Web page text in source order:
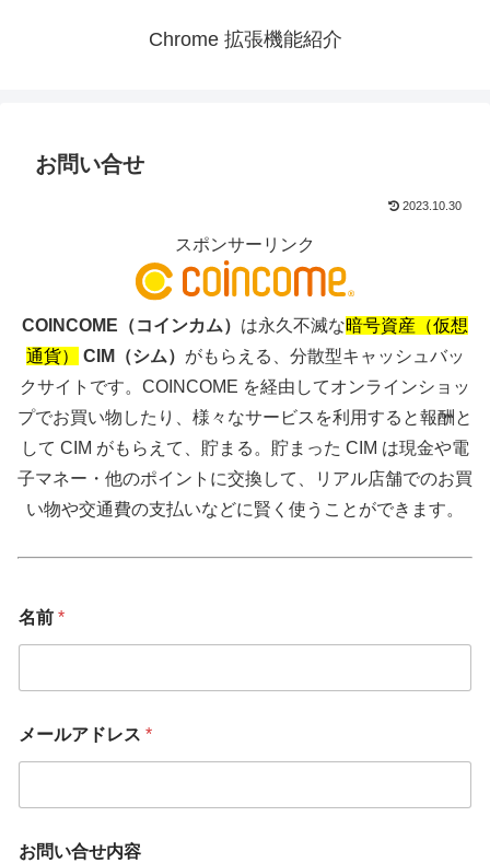
Chrome 拡張機能紹介
お問い合せ
2023.10.30
スポンサーリンク
COINCOME（コインカム） は永久不滅な暗号資産（仮想
通貨）
CIM（シム） がもらえる、分散型キャッシュバッ
クサイトです。COINCOME を経由してオンラインショッ
プでお買い物したり、様々なサービスを利用すると報酬と
して CIM がもらえて、貯まる。貯まった CIM は現金や電
子マネー・他のポイントに交換して、リアル店舗でのお買
い物や交通費の支払いなどに賢く使うことができます。
名前 *
メールアドレス *
お問い合せ内容